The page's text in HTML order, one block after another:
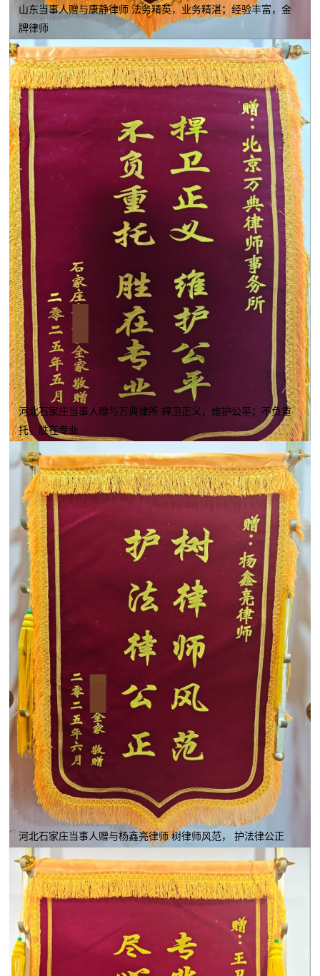
山东当事人赠与康静律师 法务精英，业务精湛；经验丰富，金
牌律师
河北石家庄当事人赠与万典律所 捍卫正义，维护公平；不负重
托，胜在专业
河北石家庄当事人赠与杨鑫亮律师 树律师风范， 护法律公正